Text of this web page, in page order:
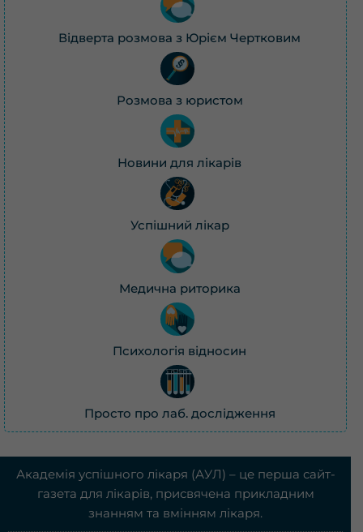
Відверта розмова з Юрієм Чертковим
Розмова з юристом
Новини для лікарів
Успішний лікар
Медична риторика
Психологія відносин
Просто про лаб. дослідження
Академія успішного лікаря (АУЛ) – це перша сайт-
газета для лікарів, присвячена прикладним
знанням та вмінням лікаря.